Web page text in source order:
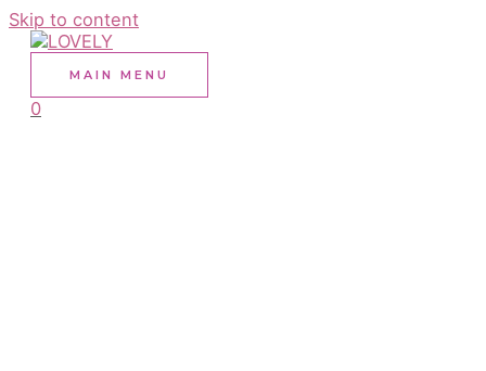
Skip to content
MAIN MENU
0